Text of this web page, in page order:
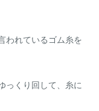
われているゴム糸を
っくり回して、糸に